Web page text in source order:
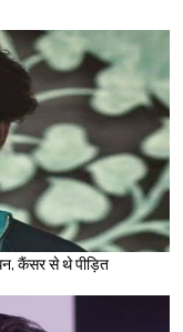
कैंसर से थे पीड़ित